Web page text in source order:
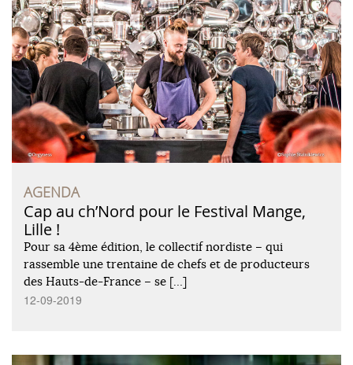
AGENDA
Cap au ch’Nord pour le Festival Mange,
Lille !
Pour sa 4ème édition, le collectif nordiste – qui
rassemble une trentaine de chefs et de producteurs
des Hauts-de-France – se […]
12-09-2019